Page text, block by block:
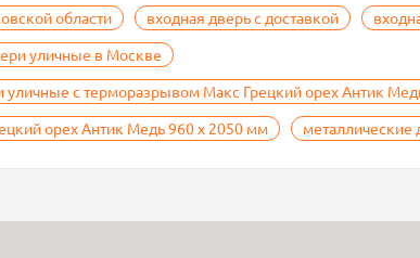
области входная дверь с доставкой
уличные в Москве
уличные с терморазрывом Макс Грецкий орех Антик
орех Антик Медь 960 х 2050 мм металлические